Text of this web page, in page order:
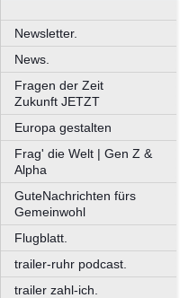
Newsletter.
News.
Fragen der Zeit
Zukunft JETZT
Europa gestalten
Frag' die Welt | Gen Z &
Alpha
GuteNachrichten fürs
Gemeinwohl
Flugblatt.
trailer-ruhr podcast.
trailer zahl-ich.